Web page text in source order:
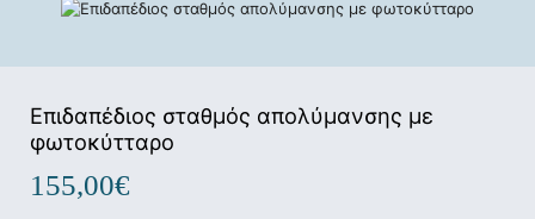
Επιδαπέδιος σταθμός απολύμανσης με
φωτοκύτταρο
155,00€